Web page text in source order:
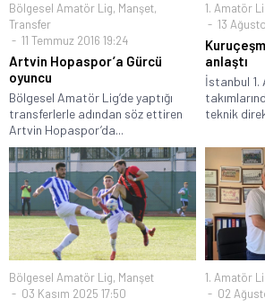
Bölgesel Amatör Lig, Manşet,
Transfer
11 Temmuz 2016 19:24
Artvin Hopaspor’a Gürcü
oyuncu
Bölgesel Amatör Lig’de yaptığı
transferlerle adından söz ettiren
Artvin Hopaspor’da...
1. Amatör
13
anlaştı
İstanbul
teknik
Bölgesel Amatör Lig, Manşet
03 Kasım 2025 17:50
1. Amatör
02